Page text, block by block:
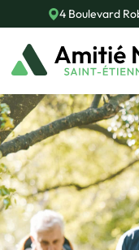
4 Boulevard